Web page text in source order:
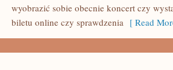
wyobrazić sobie obecnie koncert czy
biletu online czy sprawdzenia [ Read